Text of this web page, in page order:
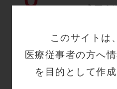
このサイトは
医療従事者の方へ
を目的として作
場合、残り
切れますか？